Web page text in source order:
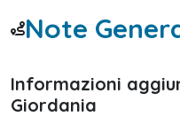
Note
Informazioni
Giordania